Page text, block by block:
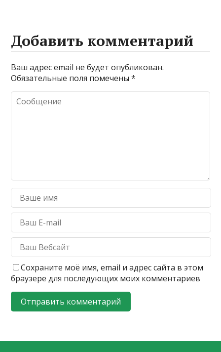
Добавить комментарий
Ваш адрес email не будет опубликован.
Обязательные поля помечены*
Сохраните моё имя, email и адрес сайта в этом
браузере для последующих моих комментариев